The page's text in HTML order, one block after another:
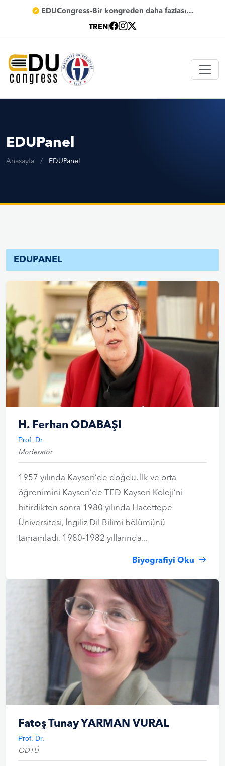
EDUCongress-Bir kongreden daha fazlası…
TREN
EDUPanel
Anasayfa / EDUPanel
EDUPANEL
H. Ferhan ODABAŞI
Prof. Dr.
Moderatör
1957 yılında Kayseri’de doğdu. İlk ve orta
öğrenimini Kayseri’de TED Kayseri Koleji’ni
bitirdikten sonra 1980 yılında Hacettepe
Üniversitesi, İngiliz Dil Bilimi bölümünü
tamamladı. 1980-1982 yıllarında...
Biyografiyi Oku
Fatoş Tunay YARMAN VURAL
Prof. Dr.
ODTÜ